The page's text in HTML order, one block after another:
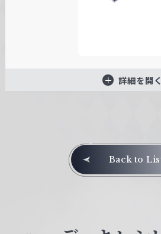
詳細を開く
Back to